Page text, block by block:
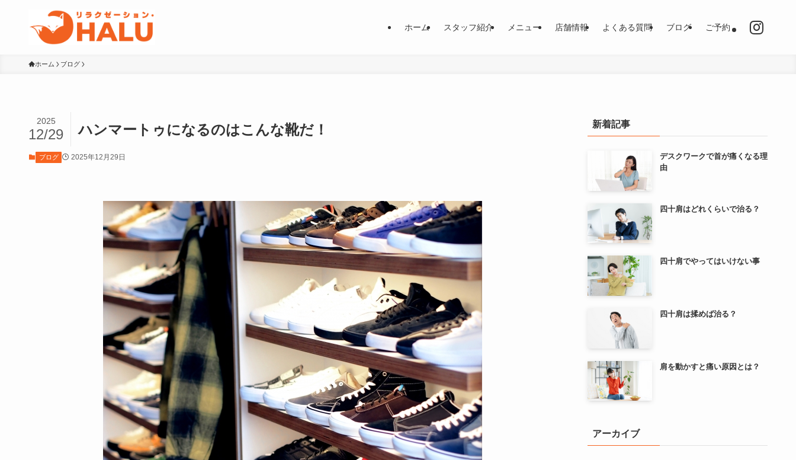
ホーム スタッフ紹介 メニュー 店舗情報 よくある質問 ブログ ご予約
ホーム ブログ
ハンマートゥになるのはこんな靴だ！
2025
12/29
ブログ 2025年12月29日
新着記事
デスクワークで首が痛くなる理
由
四十肩はどれくらいで治る？
四十肩でやってはいけない事
四十肩は揉めば治る？
肩を動かすと痛い原因とは？
アーカイブ